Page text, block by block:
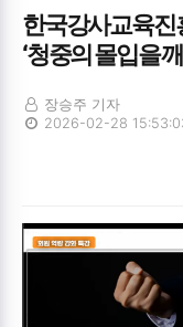
한국강사교육진
‘청중의 몰입을
장승주 기자
2026-02-28